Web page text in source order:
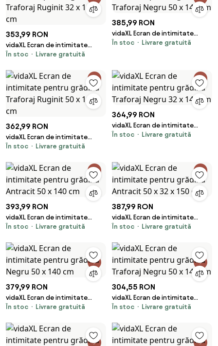
353,99 RON
vidaXL Ecran de intimitate
pentru grădină Traforaj Ruginit
În stoc Livrare gratuită
385,99 RON
vidaXL Ecran de intimitate
pentru grădină Traforaj Negru
În stoc Livrare gratuită
362,99 RON
vidaXL Ecran de intimitate
pentru grădină Traforaj Ruginit
În stoc Livrare gratuită
364,99 RON
vidaXL Ecran de intimitate
pentru grădină Traforaj Negru
În stoc Livrare gratuită
393,99 RON
vidaXL Ecran de intimitate
pentru grădină Antracit 50 x
În stoc Livrare gratuită
387,99 RON
vidaXL Ecran de intimitate
pentru grădină Antracit 50 x 32
În stoc Livrare gratuită
379,99 RON
vidaXL Ecran de intimitate
pentru grădină Negru 50 x 140
În stoc Livrare gratuită
304,55 RON
vidaXL Ecran de intimitate
pentru grădină Traforaj Negru
În stoc Livrare gratuită